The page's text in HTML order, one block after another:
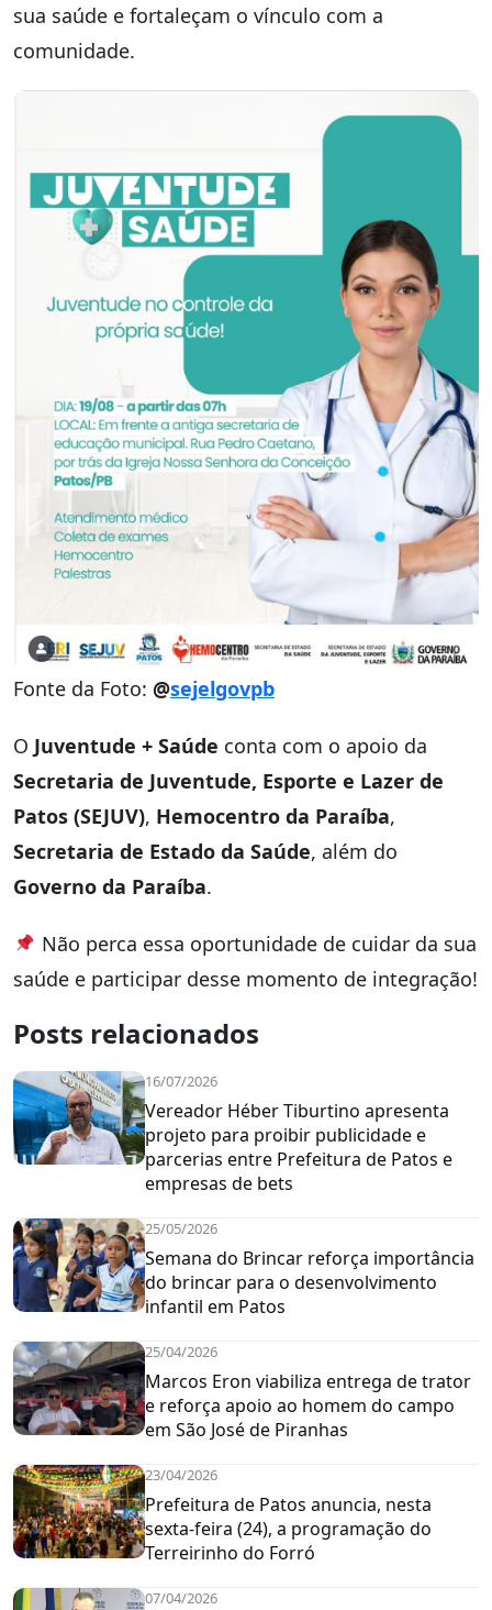
sua saúde e fortaleçam o vínculo com a
comunidade.
Fonte da Foto: @sejelgovpb
O Juventude + Saúde conta com o apoio da
Secretaria de Juventude, Esporte e Lazer de
Patos (SEJUV), Hemocentro da Paraíba,
Secretaria de Estado da Saúde, além do
Governo da Paraíba.
Não perca essa oportunidade de cuidar da sua
saúde e participar desse momento de integração!
Posts relacionados
16/07/2026
Vereador Héber Tiburtino apresenta
projeto para proibir publicidade e
parcerias entre Prefeitura de Patos e
empresas de bets
25/05/2026
Semana do Brincar reforça importância
do brincar para o desenvolvimento
infantil em Patos
25/04/2026
Marcos Eron viabiliza entrega de trator
e reforça apoio ao homem do campo
em São José de Piranhas
23/04/2026
Prefeitura de Patos anuncia, nesta
sexta-feira (24), a programação do
Terreirinho do Forró
07/04/2026